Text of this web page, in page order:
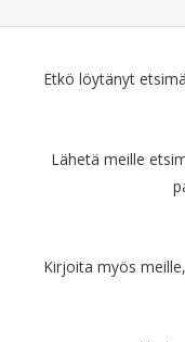
Etkö löytänyt
Lähetä meille
Kirjoita myös